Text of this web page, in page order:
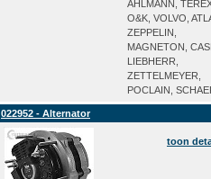
AHLMANN,
O&K, VOLVO,
ZEPPELIN,
MAGNETON,
LIEBHERR,
ZETTELMEYER,
POCLAIN,
022952 - Alternator
toon